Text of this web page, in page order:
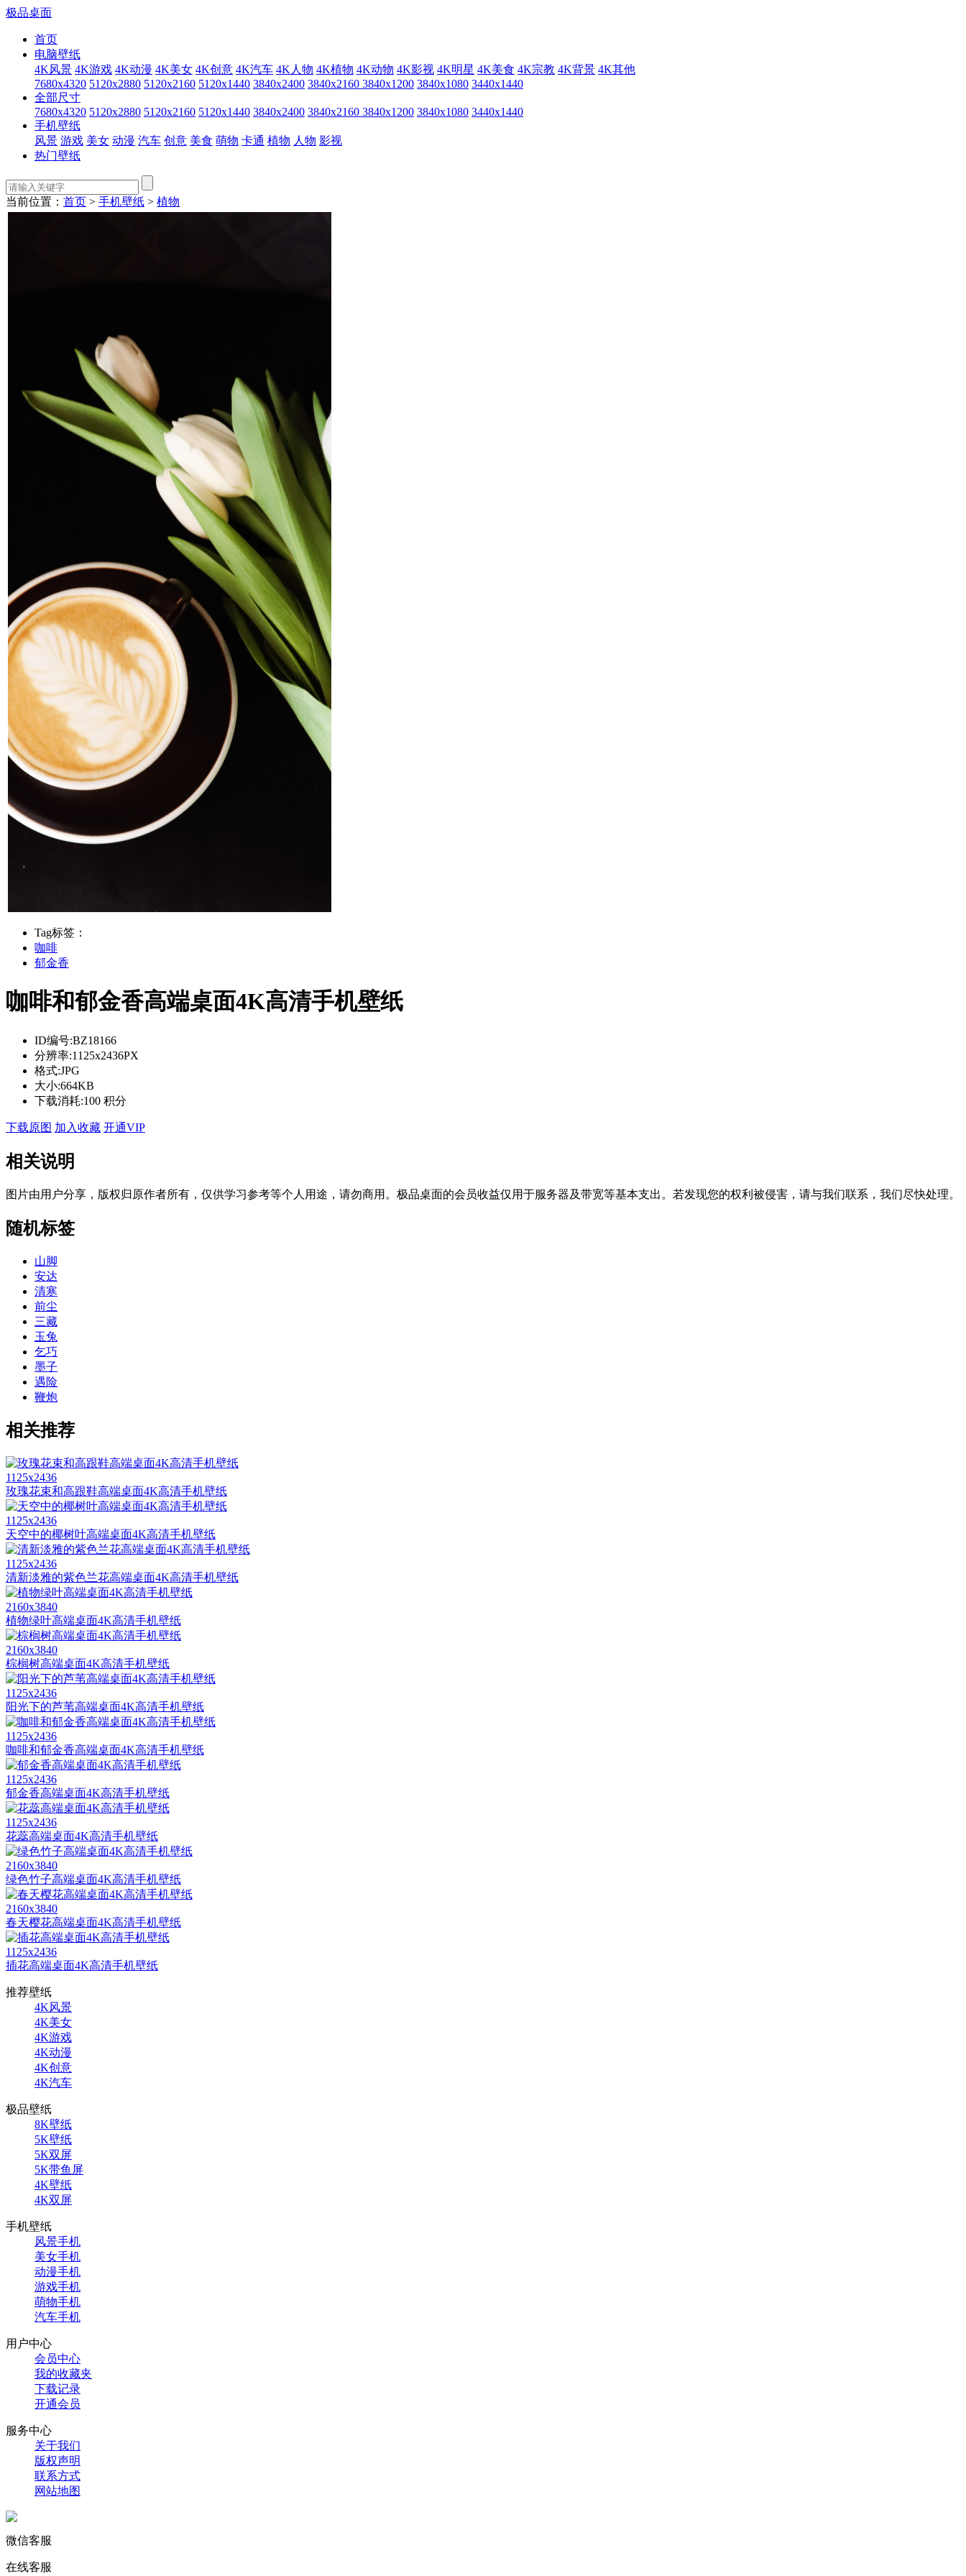
极品桌面
首页
电脑壁纸
4K风景 4K游戏 4K动漫 4K美女 4K创意 4K汽车 4K人物 4K植物 4K动物 4K影视 4K明星 4K美食 4K宗教 4K背景 4K其他
7680x4320 5120x2880 5120x2160 5120x1440 3840x2400 3840x2160 3840x1200 3840x1080 3440x1440
全部尺寸
7680x4320 5120x2880 5120x2160 5120x1440 3840x2400 3840x2160 3840x1200 3840x1080 3440x1440
手机壁纸
风景 游戏 美女 动漫 汽车 创意 美食 萌物 卡通 植物 人物 影视
热门壁纸
当前位置： 首页 > 手机壁纸 > 植物
Tag标签：
咖啡
郁金香
咖啡和郁金香高端桌面4K高清手机壁纸
ID编号:BZ18166
分辨率:1125x2436PX
格式:JPG
大小:664KB
下载消耗:100 积分
下载原图 加入收藏 开通VIP
相关说明
图片由用户分享，版权归原作者所有，仅供学习参考等个人用途，请勿商用。极品桌面的会员收益仅用于服务器及带宽等基本支出。若发现您的权利被侵害，请与我们联系，我们尽快处理。
随机标签
山脚
安达
清寒
前尘
三藏
玉兔
乞巧
墨子
遇险
鞭炮
相关推荐
1125x2436
玫瑰花束和高跟鞋高端桌面4K高清手机壁纸
1125x2436
天空中的椰树叶高端桌面4K高清手机壁纸
1125x2436
清新淡雅的紫色兰花高端桌面4K高清手机壁纸
2160x3840
植物绿叶高端桌面4K高清手机壁纸
2160x3840
棕榈树高端桌面4K高清手机壁纸
1125x2436
阳光下的芦苇高端桌面4K高清手机壁纸
1125x2436
咖啡和郁金香高端桌面4K高清手机壁纸
1125x2436
郁金香高端桌面4K高清手机壁纸
1125x2436
花蕊高端桌面4K高清手机壁纸
2160x3840
绿色竹子高端桌面4K高清手机壁纸
2160x3840
春天樱花高端桌面4K高清手机壁纸
1125x2436
插花高端桌面4K高清手机壁纸
推荐壁纸
4K风景
4K美女
4K游戏
4K动漫
4K创意
4K汽车
极品壁纸
8K壁纸
5K壁纸
5K双屏
5K带鱼屏
4K壁纸
4K双屏
手机壁纸
风景手机
美女手机
动漫手机
游戏手机
萌物手机
汽车手机
用户中心
会员中心
我的收藏夹
下载记录
开通会员
服务中心
关于我们
版权声明
联系方式
网站地图
微信客服
在线客服